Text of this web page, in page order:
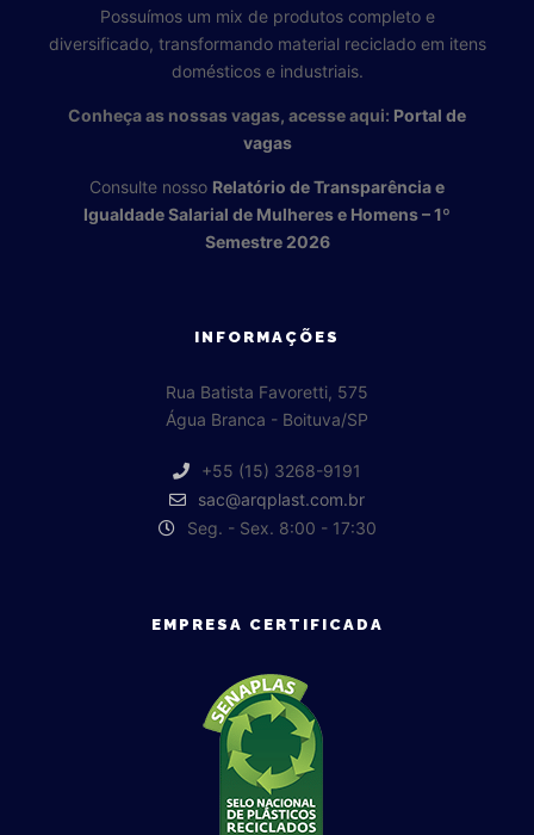
Possuímos um mix de produtos completo e
diversificado, transformando material reciclado em itens
domésticos e industriais.
Conheça as nossas vagas, acesse aqui: Portal de
vagas
Consulte nosso Relatório de Transparência e
Igualdade Salarial de Mulheres e Homens – 1º
Semestre 2026
INFORMAÇÕES
Rua Batista Favoretti, 575
Água Branca - Boituva/SP
+55 (15) 3268-9191
sac@arqplast.com.br
Seg. - Sex. 8:00 - 17:30
EMPRESA CERTIFICADA